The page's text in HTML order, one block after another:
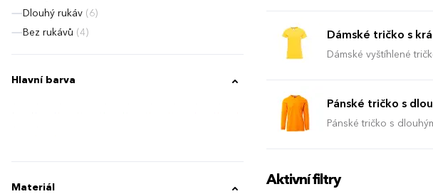
Dlouhý rukáv (6)
Bez rukávů (4)
Hlavní barva
Materiál
Dámské tričko s
Dámské vyštíhlené
Pánské tričko s
Pánské tričko s
Aktivní filtry